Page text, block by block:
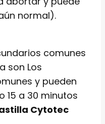
normal).
comunes
son Los
y pueden
15 a 30 minutos
Cytotec